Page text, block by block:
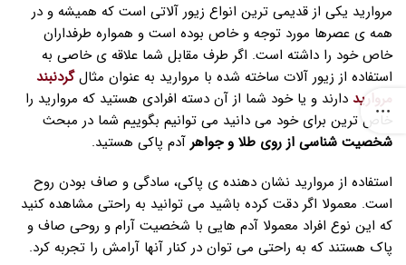
مروارید یکی از قدیمی ترین انواع زیور آلاتی است که همیشه و در
همه ی عصرها مورد توجه و خاص بوده است و همواره طرفداران
خاص خود را داشته است. اگر طرف مقابل شما علاقه ی خاصی به
استفاده از زیور آلات ساخته شده با مروارید به عنوان مثالگردنبند
مروارید دارند و یا خود شما از آن دسته افرادی هستید که مروارید را
خاص ترین برای خود می دانید می توانیم بگوییم شما در مبحث
شخصیت شناسی از روی طلا و جواهر آدم پاکی هستید.
استفاده از مروارید نشان دهنده ی پاکی، سادگی و صاف بودن روح
است. معمولا اگر دقت کرده باشید می توانید به راحتی مشاهده کنید
که این نوع افراد معمولا آدم هایی با شخصیت آرام و روحی صاف و
پاک هستند که به راحتی می توان در کنار آنها آرامش را تجربه کرد.